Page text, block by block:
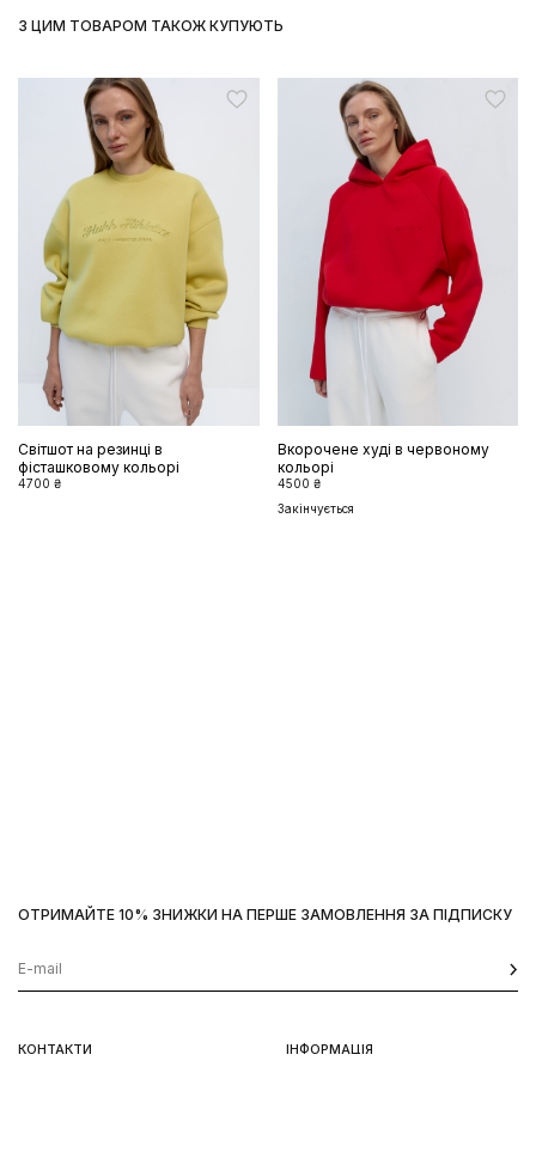
З ЦИМ ТОВАРОМ ТАКОЖ КУПУЮТЬ
Світшот на резинці в
фісташковому кольорі
4700 ₴
Вкорочене худі в червоному
кольорі
4500 ₴
Закінчується
КОНТАКТИ ІНФОРМАЦІЯ
ОТРИМАЙТЕ 10% ЗНИЖКИ НА ПЕРШЕ ЗАМОВЛЕННЯ ЗА ПІДПИСКУ